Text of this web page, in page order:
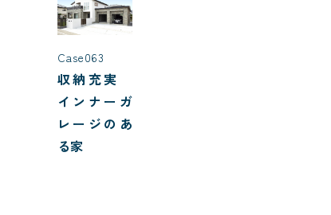
Case063
収納充実
インナーガ
レージのあ
る家